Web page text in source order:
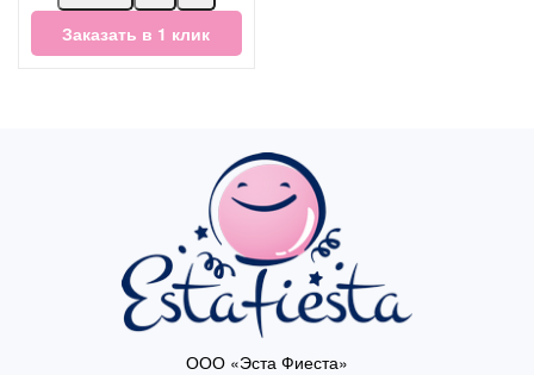
Заказать в 1 клик
ООО «Эста Фиеста»